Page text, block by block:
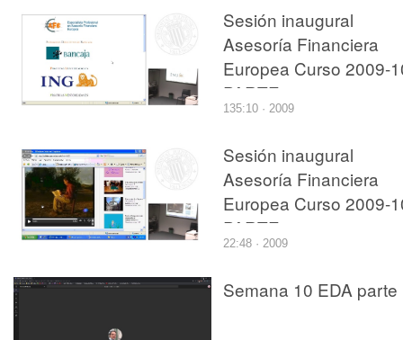
Sesión inaugural
Asesoría Financiera
Europea Curso 2009-
PARTE 1
135:10 · 2009
Sesión inaugural
Asesoría Financiera
Europea Curso 2009-
PARTE 2
22:48 · 2009
Semana 10 EDA parte